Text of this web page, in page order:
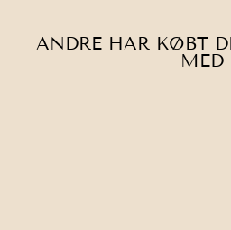
ANDRE HAR KØBT
MED